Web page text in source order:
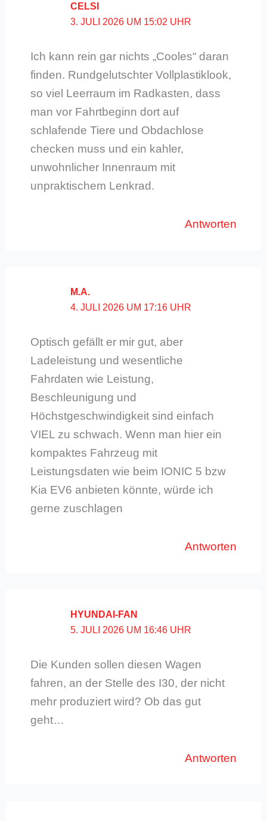
CELSI
3. JULI 2026 UM 15:02 UHR
Ich kann rein gar nichts „Cooles“ daran
finden. Rundgelutschter Vollplastiklook,
so viel Leerraum im Radkasten, dass
man vor Fahrtbeginn dort auf
schlafende Tiere und Obdachlose
checken muss und ein kahler,
unwohnlicher Innenraum mit
unpraktischem Lenkrad.
Antworten
M.A.
4. JULI 2026 UM 17:16 UHR
Optisch gefällt er mir gut, aber
Ladeleistung und wesentliche
Fahrdaten wie Leistung,
Beschleunigung und
Höchstgeschwindigkeit sind einfach
VIEL zu schwach. Wenn man hier ein
kompaktes Fahrzeug mit
Leistungsdaten wie beim IONIC 5 bzw
Kia EV6 anbieten könnte, würde ich
gerne zuschlagen
Antworten
HYUNDAI-FAN
5. JULI 2026 UM 16:46 UHR
Die Kunden sollen diesen Wagen
fahren, an der Stelle des I30, der nicht
mehr produziert wird? Ob das gut
geht…
Antworten